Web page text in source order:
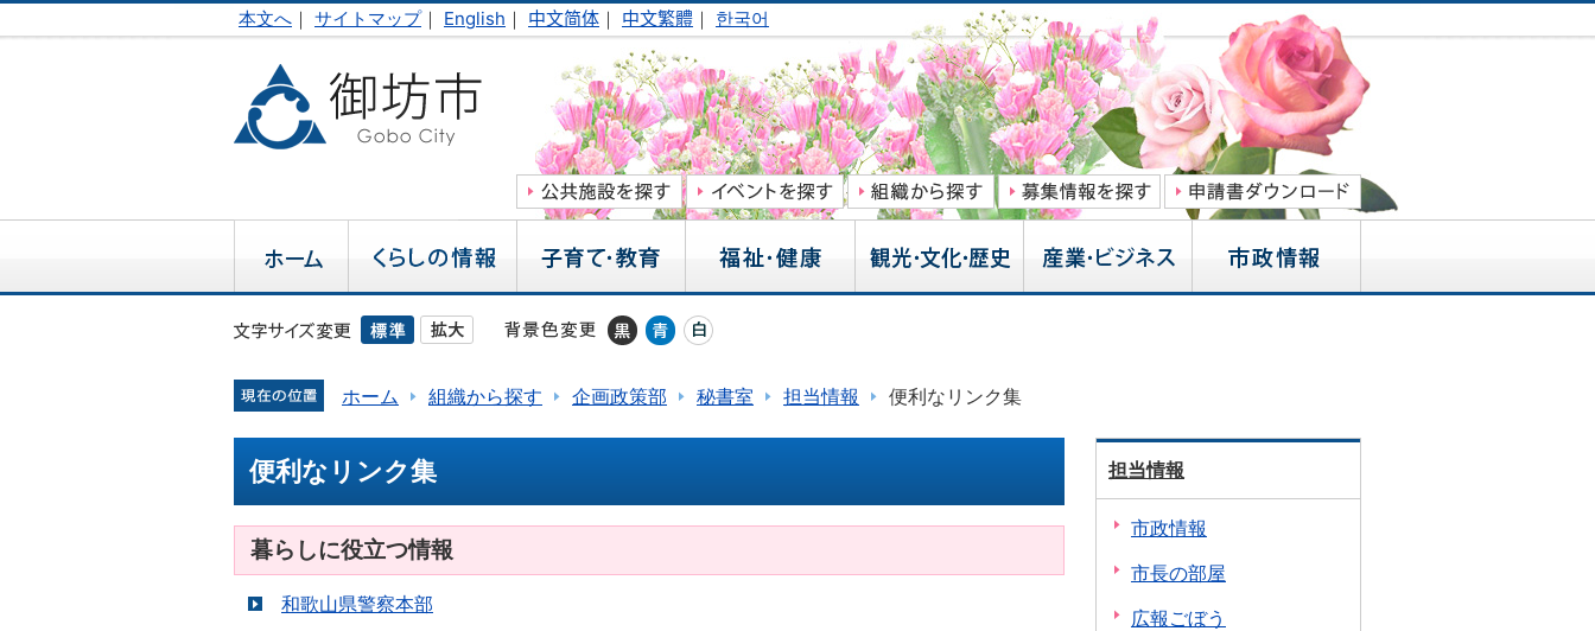
本文へ ｜ サイトマップ｜ English ｜ 中文简体 ｜ 中文繁體 ｜ 한국어
ホーム 組織から探す 企画政策部 秘書室 担当情報 便利なリンク集
便利なリンク集
暮らしに役立つ情報
和歌山県警察本部
担当情報
市政情報
市長の部屋
広報ごぼう